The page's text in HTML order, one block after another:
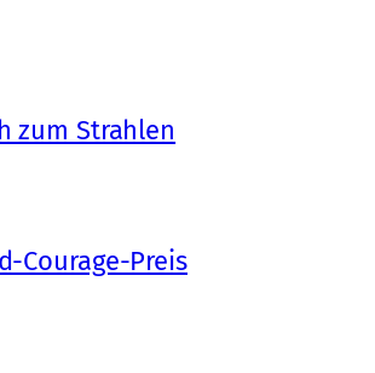
zum Strahlen
Courage-Preis